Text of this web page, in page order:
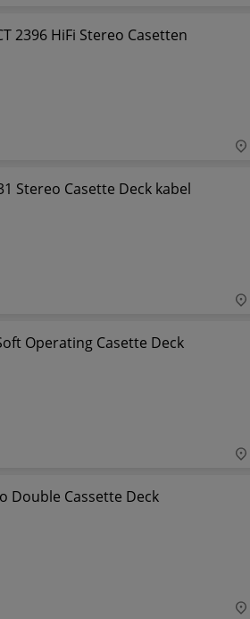
2396 HiFi Stereo Casetten
Stereo Casette Deck kabel
Operating Casette Deck
Double Cassette Deck